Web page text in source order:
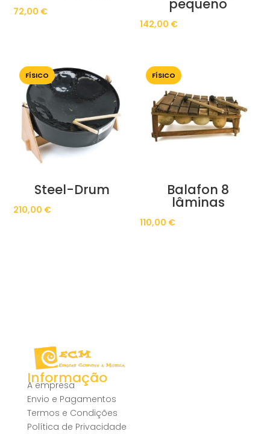
72,00 € pequeno
142,00 €
FÍSICO
Steel-Drum
210,00 €
FÍSICO
Balafon 8
lâminas
110,00 €
Informação
A empresa
Envio e Pagamentos
Termos e Condições
Política de Privacidade